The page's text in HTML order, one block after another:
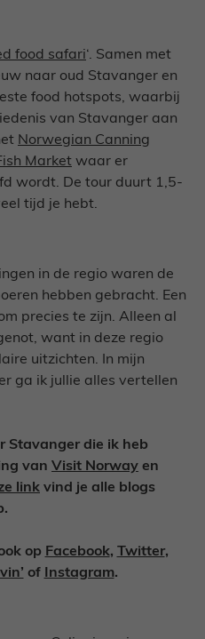
food safari‘. Samen met
naar oud Stavanger en
food hotspots, waarbij
van Stavanger aan
Norwegian Canning
Market waar er
wordt. De tour duurt 1,5-
tijd je hebt.
in de regio waren de
hebben gebracht. Een
precies te zijn. Alleen al
want in deze regio
uitzichten. In mijn
ga ik jullie alles vertellen
Stavanger die ik heb
van Visit Norway en
link vind je alle blogs
op Facebook, Twitter,
of Instagram.